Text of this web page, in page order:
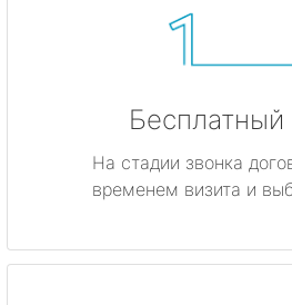
Бесплатный
На стадии звонка
временем визита и